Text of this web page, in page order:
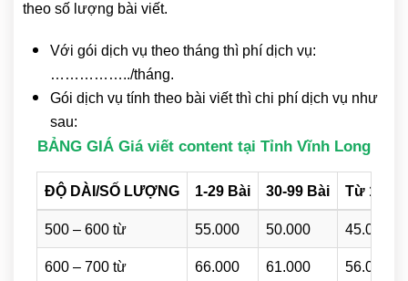
theo số lượng bài viết.
Với gói dịch vụ theo tháng thì phí dịch vụ:
……………../tháng.
Gói dịch vụ tính theo bài viết thì chi phí dịch vụ như
sau:
BẢNG GIÁ Giá viết content tại Tỉnh Vĩnh Long
ĐỘ DÀI/SỐ LƯỢNG 1-29 Bài 30-99 Bài Từ 100
500 – 600 từ 55.000 50.000 45.000
600 – 700 từ 66.000 61.000 56.000